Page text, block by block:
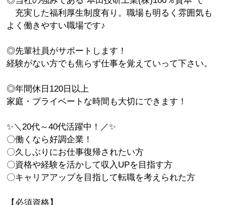
充実した福利厚生制度有り。職場も明るく雰囲気も
よく働きやすい職場です♪
◎先輩社員がサポートします！
経験がない方でも焦らず仕事を覚えていって下さい。
◎年間休日120日以上
家庭・プライベートな時間も大切にできます！
✨＼20代～40代活躍中！／✨
〇働くなら好調企業！
〇久しぶりにお仕事復帰されたい方
〇資格や経験を活かして収入UPを目指す方
〇キャリアアップを目指して転職を考えられた方
【必須資格】